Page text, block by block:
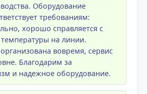
Оборудование
требованиям:
хорошо справляется с
на линии.
вовремя, сервис
Благодарим за
и надежное оборудование.